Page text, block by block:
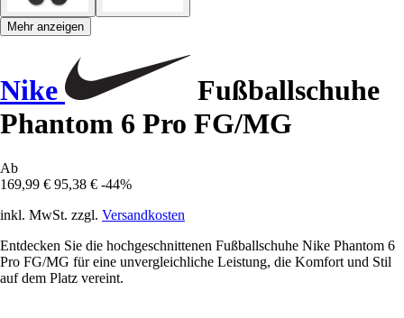
Mehr anzeigen
Nike
Fußballschuhe
Phantom 6 Pro FG/MG
Ab
169,99 € 95,38 € -44%
inkl. MwSt. zzgl. Versandkosten
Entdecken Sie die hochgeschnittenen Fußballschuhe Nike Phantom 6
Pro FG/MG für eine unvergleichliche Leistung, die Komfort und Stil
auf dem Platz vereint.